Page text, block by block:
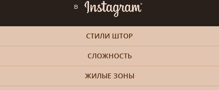
в
СТИЛИ ШТОР
СЛОЖНОСТЬ
ЖИЛЫЕ ЗОНЫ